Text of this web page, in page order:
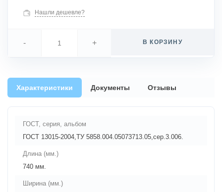
Нашли дешевле?
- + В КОРЗИНУ
Характеристики Документы Отзывы
ГОСТ, серия, альбом
ГОСТ 13015-2004,ТУ 5858.004.05073713.05,сер.3.006.
Длина (мм.)
740 мм.
Ширина (мм.)